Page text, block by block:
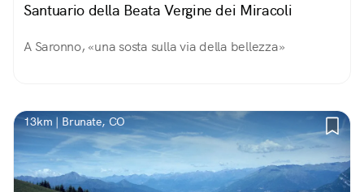
Santuario della Beata Vergine dei Miracoli
A Saronno, «una sosta sulla via della bellezza»
13km | Brunate, CO